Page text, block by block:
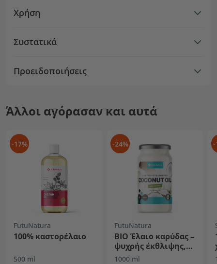
Χρήση
Συστατικά
Προειδοποιήσεις
Άλλοι αγόρασαν και αυτά
-17%
FutuNatura
100% καστορέλαιο
500 ml
-24%
FutuNatura
BIO Έλαιο καρύδας –
ψυχρής έκθλιψης,
ανεπεξέργαστο
1000 ml
-